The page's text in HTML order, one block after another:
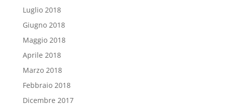
Luglio 2018
Giugno 2018
Maggio 2018
Aprile 2018
Marzo 2018
Febbraio 2018
Dicembre 2017